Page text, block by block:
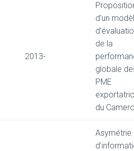
2013-
d’un
de la
globale
PME
du
Asymétrie